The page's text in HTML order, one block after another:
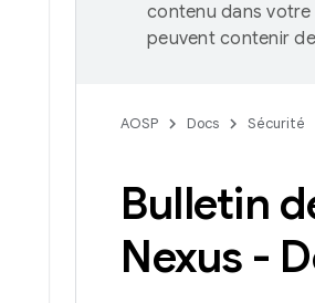
contenu dans
peuvent contenir
AOSP Docs Sécurité
Bulletin
Nexus -